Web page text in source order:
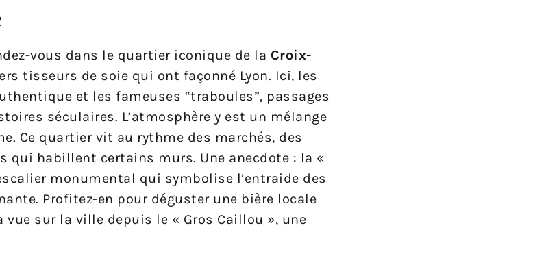
vous dans le quartier iconique de la Croix-
tisseurs de soie qui ont façonné Lyon. Ici, les
et les fameuses “traboules”, passages
séculaires. L’atmosphère y est un mélange
Ce quartier vit au rythme des marchés, des
qui habillent certains murs. Une anecdote : la «
monumental qui symbolise l’entraide des
Profitez-en pour déguster une bière locale
sur la ville depuis le « Gros Caillou », une